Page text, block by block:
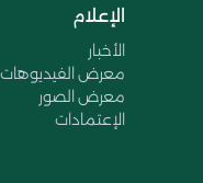
الإعلام
الأخبار
معرض الفيديوهات
معرض الصور
الإعتمادات